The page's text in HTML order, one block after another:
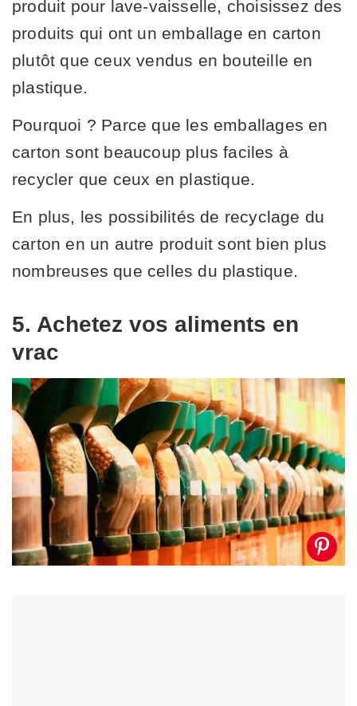
produit pour lave-vaisselle, choisissez des
produits qui ont un emballage en carton
plutôt que ceux vendus en bouteille en
plastique.
Pourquoi ? Parce que les emballages en
carton sont beaucoup plus faciles à
recycler que ceux en plastique.
En plus, les possibilités de recyclage du
carton en un autre produit sont bien plus
nombreuses que celles du plastique.
5. Achetez vos aliments en
vrac